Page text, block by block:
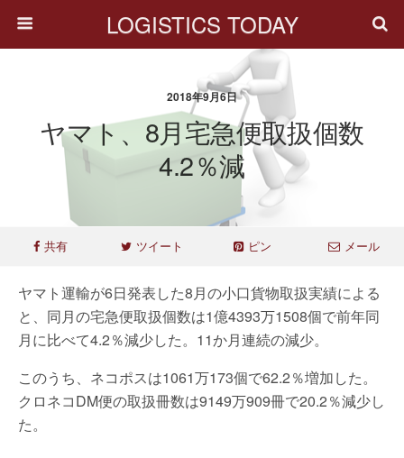
LOGISTICS TODAY
2018年9月6日
ヤマト、8月宅急便取扱個数
4.2％減
共有 ツイート ピン メール
ヤマト運輸が6日発表した8月の小口貨物取扱実績による
と、同月の宅急便取扱個数は1億4393万1508個で前年同
月に比べて4.2％減少した。11か月連続の減少。
このうち、ネコポスは1061万173個で62.2％増加した。
クロネコDM便の取扱冊数は9149万909冊で20.2％減少し
た。